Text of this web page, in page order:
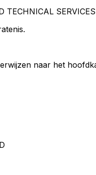
naar het